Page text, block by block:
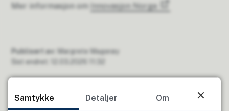
Mer informasjon om Innovasjon Norge
Publisert av
Margrete Magerøy
Sist endret
Kontaktinformasjon
Samtykke Detaljer
Om